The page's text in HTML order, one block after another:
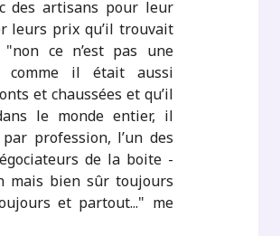
des artisans pour leur
leurs prix qu’il trouvait
"non ce n’est pas une
comme il était aussi
et chaussées et qu’il
le monde entier, il
profession, l’un des
de la boite -
mais bien sûr toujours
et partout..." me